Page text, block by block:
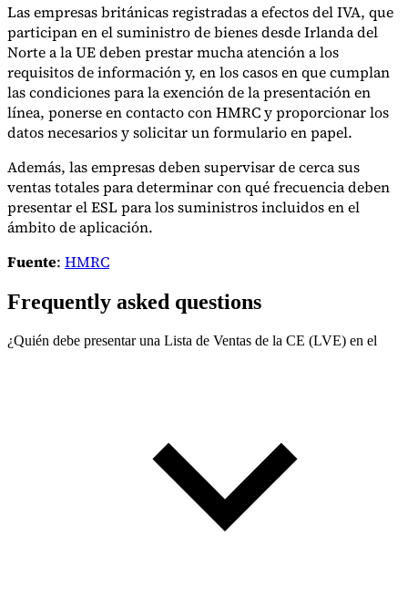
Las empresas británicas registradas a efectos del IVA, que
participan en el suministro de bienes desde Irlanda del
Norte a la UE deben prestar mucha atención a los
requisitos de información y, en los casos en que cumplan
las condiciones para la exención de la presentación en
línea, ponerse en contacto con HMRC y proporcionar los
datos necesarios y solicitar un formulario en papel.
Además, las empresas deben supervisar de cerca sus
ventas totales para determinar con qué frecuencia deben
presentar el ESL para los suministros incluidos en el
ámbito de aplicación.
Fuente: HMRC
Frequently asked questions
¿Quién debe presentar una Lista de Ventas de la CE (LVE) en el